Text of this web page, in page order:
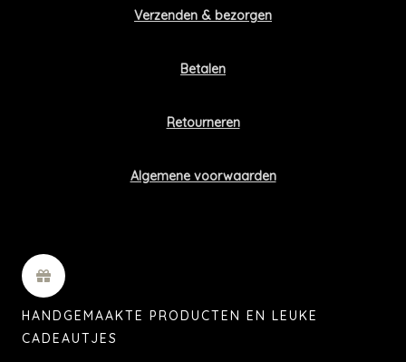
Verzenden & bezorgen
Betalen
Retourneren
Algemene voorwaarden
HANDGEMAAKTE PRODUCTEN EN LEUKE
CADEAUTJES